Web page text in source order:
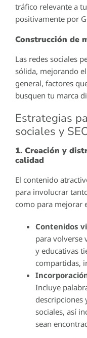
tráfico relevante a
positivamente por
Construcción de
Las redes sociales
sólida, mejorando
general, factores
busquen tu marca
Estrategias
sociales y
1. Creación y
calidad
El contenido
para involucrar
como para mejorar
Contenidos
para volverse
y educativas
compartidas,
Incluye
descripciones
sociales, así
sean